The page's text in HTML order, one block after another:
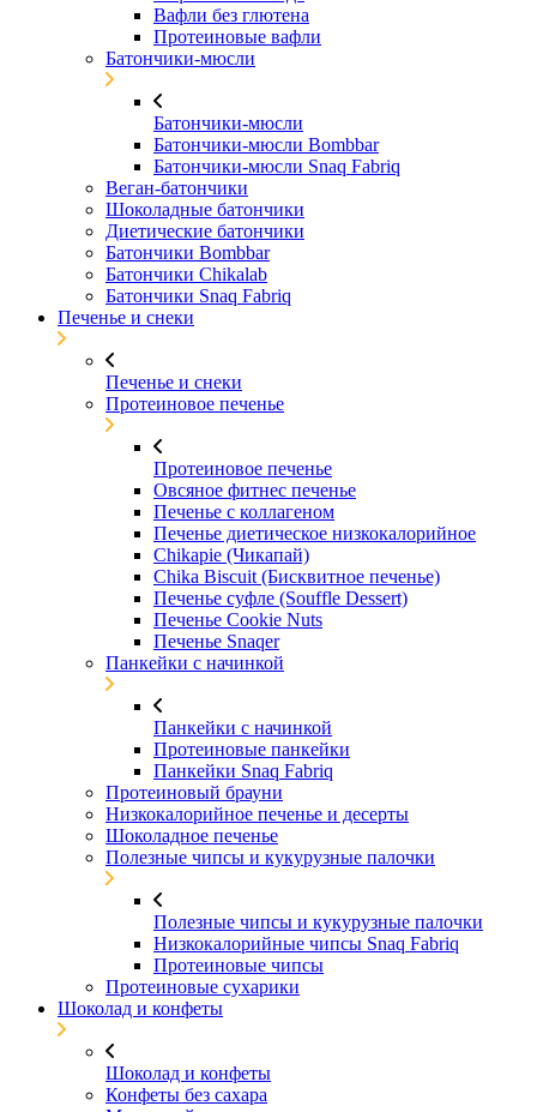
Вафли без глютена
Протеиновые вафли
Батончики-мюсли
Батончики-мюсли
Батончики-мюсли Bombbar
Батончики-мюсли Snaq Fabriq
Веган-батончики
Шоколадные батончики
Диетические батончики
Батончики Bombbar
Батончики Chikalab
Батончики Snaq Fabriq
Печенье и снеки
Печенье и снеки
Протеиновое печенье
Протеиновое печенье
Овсяное фитнес печенье
Печенье с коллагеном
Печенье диетическое низкокалорийное
Chikapie (Чикапай)
Chika Biscuit (Бисквитное печенье)
Печенье суфле (Souffle Dessert)
Печенье Cookie Nuts
Печенье Snaqer
Панкейки с начинкой
Панкейки с начинкой
Протеиновые панкейки
Панкейки Snaq Fabriq
Протеиновый брауни
Низкокалорийное печенье и десерты
Шоколадное печенье
Полезные чипсы и кукурузные палочки
Полезные чипсы и кукурузные палочки
Низкокалорийные чипсы Snaq Fabriq
Протеиновые чипсы
Протеиновые сухарики
Шоколад и конфеты
Шоколад и конфеты
Конфеты без сахара